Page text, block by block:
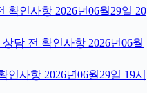
확인사항 2026년06월29일 20
담 전 확인사항 2026년06월
인사항 2026년06월29일 19시